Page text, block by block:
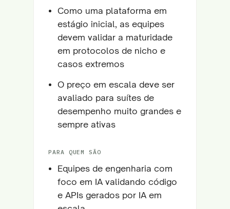
Como uma plataforma em
estágio inicial, as equipes
devem validar a maturidade
em protocolos de nicho e
casos extremos
O preço em escala deve ser
avaliado para suítes de
desempenho muito grandes e
sempre ativas
PARA QUEM SÃO
Equipes de engenharia com
foco em IA validando código
e APIs gerados por IA em